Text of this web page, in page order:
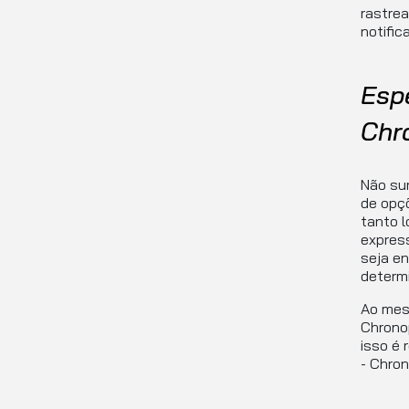
Não
de
tanto
seja
Ao
isso é
-